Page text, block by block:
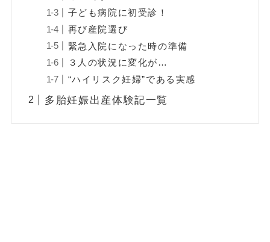
子ども病院に初受診！
再び産院選び
緊急入院になった時の準備
３人の状況に変化が…
“ハイリスク妊婦”である実感
多胎妊娠出産体験記一覧